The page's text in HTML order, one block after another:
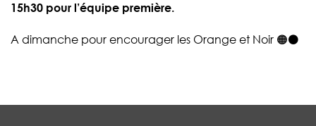
15h30 pour l’équipe première.
A dimanche pour encourager les Orange et Noir 🟠⚫